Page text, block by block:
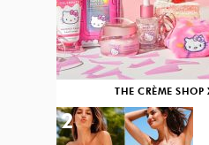
THE CRÈME
2